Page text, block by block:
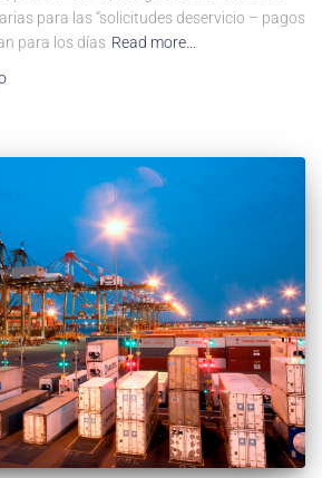
para las “solicitudes deservicio – pagos
para los días Read more…